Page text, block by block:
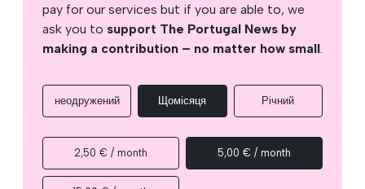
pay for our services but if you are able to, we
ask you to support The Portugal News by
making a contribution – no matter how small.
неодружений Щомісяця Річний
2,50 € / month 5,00 € / month